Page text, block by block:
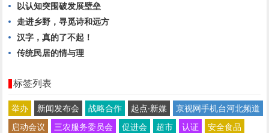
以认知突围破发展壁垒
走进乡野，寻觅诗和远方
汉字，真的了不起！
传统民居的情与理
标签列表
举办 新闻发布会 战略合作 起点∙新媒
京视网手机台河北频道
启动会议
三农服务委员会 促进会 超市 认证
安全食品